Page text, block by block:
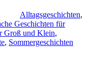
Alltagsgeschichten,
Geschichten für
Groß und Klein,
, Sommergeschichten